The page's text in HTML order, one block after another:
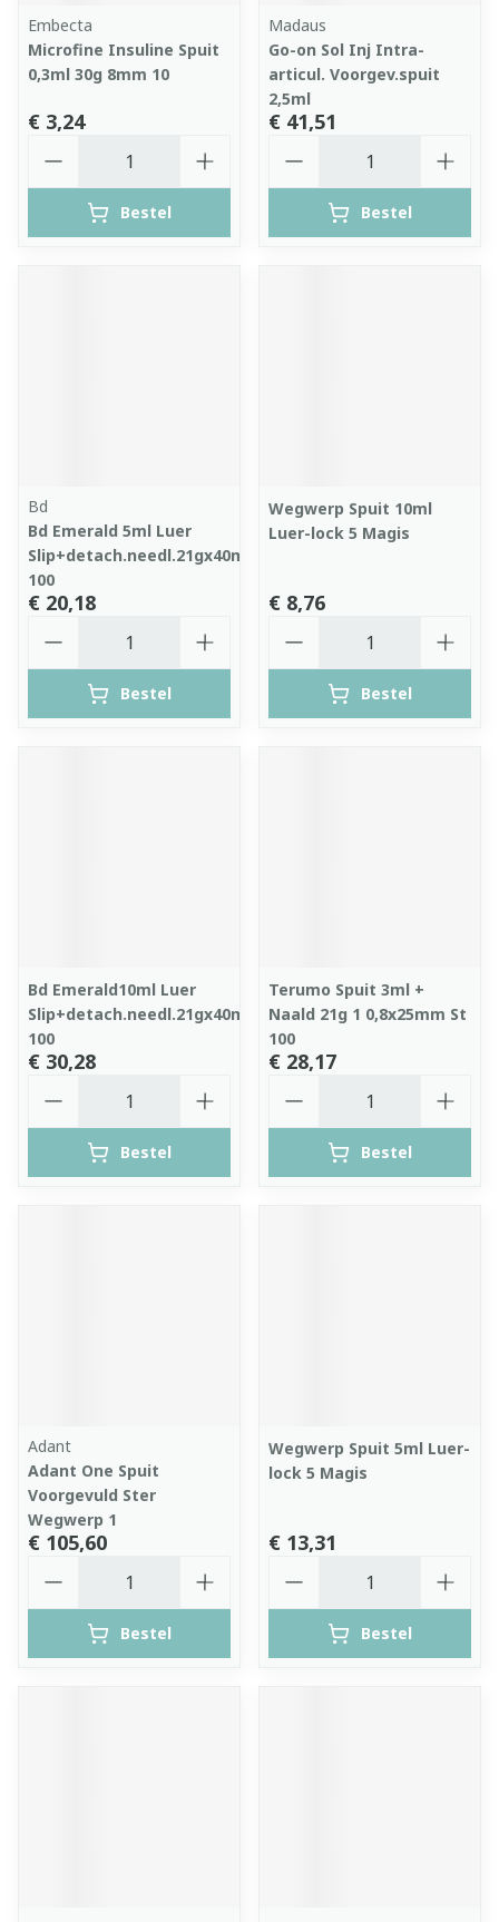
Embecta
Microfine Insuline Spuit
0,3ml 30g 8mm 10
€ 3,24
Bestel
Madaus
Go-on Sol Inj Intra-
articul. Voorgev.spuit
2,5ml
€ 41,51
Bestel
Bd
Bd Emerald 5ml Luer
Slip+detach.needl.21gx40mm
100
€ 20,18
Bestel
Wegwerp Spuit 10ml
Luer-lock 5 Magis
€ 8,76
Bestel
Bd Emerald10ml Luer
Slip+detach.needl.21gx40mm
100
€ 30,28
Bestel
Terumo Spuit 3ml +
Naald 21g 1 0,8x25mm St
100
€ 28,17
Bestel
Adant
Adant One Spuit
Voorgevuld Ster
Wegwerp 1
€ 105,60
Bestel
Wegwerp Spuit 5ml Luer-
lock 5 Magis
€ 13,31
Bestel